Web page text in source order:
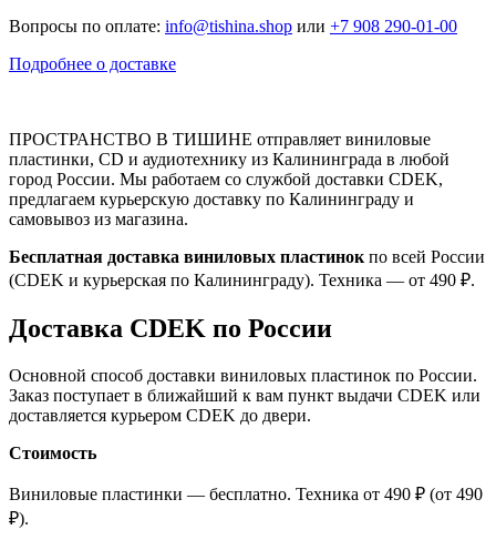
Вопросы по оплате: info@tishina.shop или +7 908 290-01-00
Подробнее о доставке
ПРОСТРАНСТВО В ТИШИНЕ отправляет виниловые
пластинки, CD и аудиотехнику из Калининграда в любой
город России. Мы работаем со службой доставки CDEK,
предлагаем курьерскую доставку по Калининграду и
самовывоз из магазина.
Бесплатная доставка виниловых пластинок по всей России
(CDEK и курьерская по Калининграду). Техника — от 490 ₽.
Доставка CDEK по России
Основной способ доставки виниловых пластинок по России.
Заказ поступает в ближайший к вам пункт выдачи CDEK или
доставляется курьером CDEK до двери.
Стоимость
Виниловые пластинки — бесплатно. Техника от 490 ₽ (от 490
₽).